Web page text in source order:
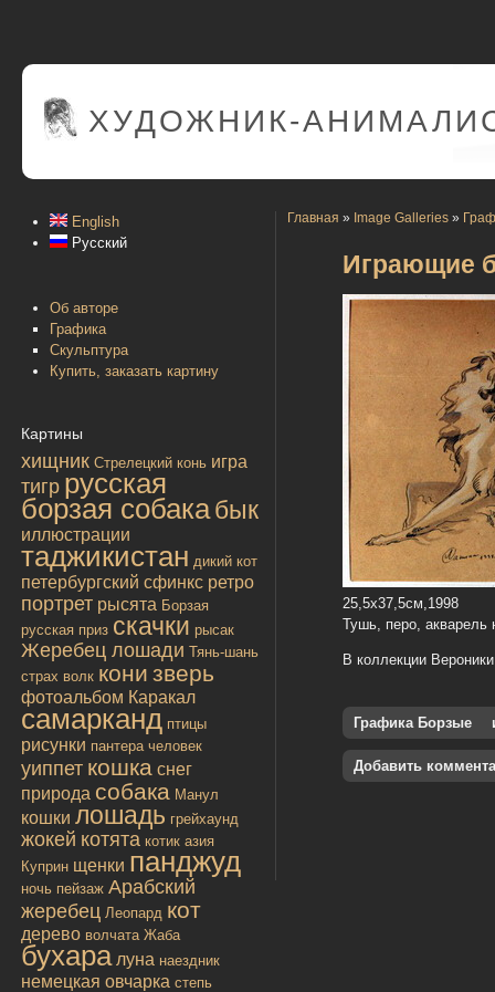
ХУДОЖНИК-
English
Русский
Об авторе
Графика
Скульптура
Купить, заказать картину
Картины
хищник Стрелецкий конь игра
тигр русская
борзая собакабык
иллюстрации
таджикистан дикий кот
петербургский сфинкс ретро
портрет рысята Борзая
русская приз скачки рысак
Жеребец лошади Тянь-шань
страх волк кони зверь
фотоальбом Каракал
самарканд птицы
рисунки пантера человек
уиппет кошка снег
природа собака Манул
кошки лошадь грейхаунд
жокей котята котик азия
Куприн щенки панджуд
ночь пейзаж Арабский
жеребец Леопард кот
дерево волчата Жаба
бухара луна наездник
немецкая овчарка степь
Главная » Image Galleries »
Играющие
25,5х37,5см,1998
Тушь, перо, акварель
В коллекции
Графика Борзые
Добавить